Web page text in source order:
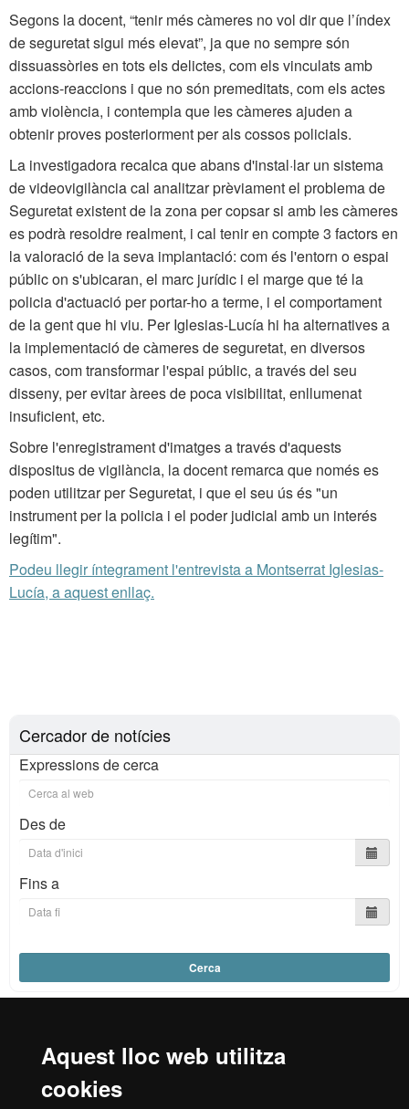
Aquest lloc web utilitza
cookies
Segons la docent, “tenir més càmeres no vol dir que l’índex
de seguretat sigui més elevat”, ja que no sempre són
dissuassòries en tots els delictes, com els vinculats amb
accions-reaccions i que no són premeditats, com els actes
amb violència, i contempla que les càmeres ajuden a
obtenir proves posteriorment per als cossos policials.
La investigadora recalca que abans d'instal·lar un sistema
de videovigilància cal analitzar prèviament el problema de
Seguretat existent de la zona per copsar si amb les càmeres
es podrà resoldre realment, i cal tenir en compte 3 factors en
la valoració de la seva implantació: com és l'entorn o espai
públic on s'ubicaran, el marc jurídic i el marge que té la
policia d'actuació per portar-ho a terme, i el comportament
de la gent que hi viu. Per Iglesias-Lucía hi ha alternatives a
la implementació de càmeres de seguretat, en diversos
casos, com transformar l'espai públic, a través del seu
disseny, per evitar àrees de poca visibilitat, enllumenat
insuficient, etc.
Sobre l'enregistrament d'imatges a través d'aquests
dispositus de vigilància, la docent remarca que només es
poden utilitzar per Seguretat, i que el seu ús és "un
instrument per la policia i el poder judicial amb un interés
legítim".
Podeu llegir íntegrament l'entrevista a Montserrat Iglesias-
Lucía, a aquest enllaç.
Cercador de notícies
Expressions de cerca
Des de
Fins a
Cerca
Reconeixement internacional de l'excel·lència